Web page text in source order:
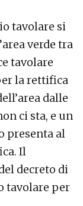
tavolare si
verde tra
tavolare
la rettifica
dalle
ci sta, e un
presenta al
Il
decreto di
tavolare per